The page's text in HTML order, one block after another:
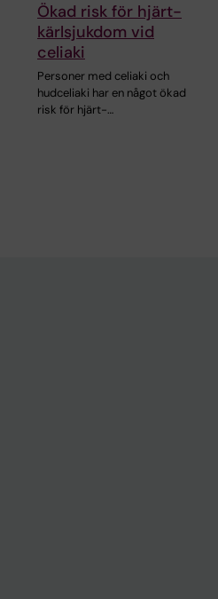
Ökad risk för hjärt-
kärlsjukdom vid
celiaki
Personer med celiaki och
hudceliaki har en något ökad
risk för hjärt-…